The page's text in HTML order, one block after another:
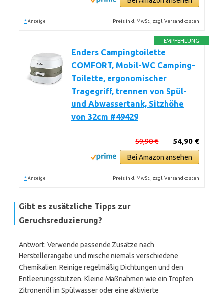
* Anzeige Preis inkl. MwSt., zzgl. Versandkosten
EMPFEHLUNG
Enders Campingtoilette
COMFORT, Mobil-WC Camping-
Toilette, ergonomischer
Tragegriff, trennen von Spül-
und Abwassertank, Sitzhöhe
von 32cm #49429
54,90 €
59,90 €
Bei Amazon ansehen
* Anzeige Preis inkl. MwSt., zzgl. Versandkosten
Gibt es zusätzliche Tipps zur
Geruchsreduzierung?
Antwort: Verwende passende Zusätze nach
Herstellerangabe und mische niemals verschiedene
Chemikalien. Reinige regelmäßig Dichtungen und den
Entleerungsstutzen. Kleine Maßnahmen wie ein Tropfen
Zitronenöl im Spülwasser oder eine aktivierte